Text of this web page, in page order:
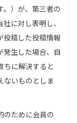
。）が、第三者の
に対し表明し、
投稿した投稿情報
発生した場合、自
ちに解決すると
ないものとしま
のために会員の